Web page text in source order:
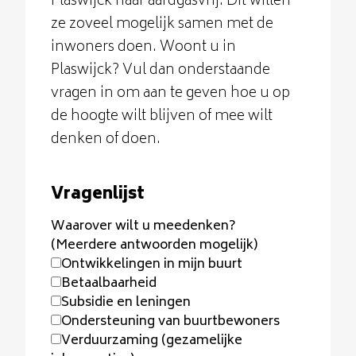
ze zoveel mogelijk samen met de
inwoners doen. Woont u in
Plaswijck? Vul dan onderstaande
vragen in om aan te geven hoe u op
de hoogte wilt blijven of mee wilt
denken of doen.
Vragenlijst
Waarover wilt u meedenken?
(Meerdere antwoorden mogelijk)
Ontwikkelingen in mijn buurt
Betaalbaarheid
Subsidie en leningen
Ondersteuning van buurtbewoners
Verduurzaming (gezamelijke